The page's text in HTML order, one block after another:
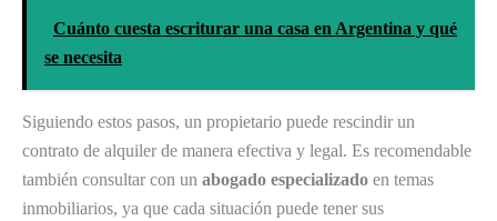
Cuánto cuesta escriturar una casa en Argentina y qué
se necesita
Siguiendo estos pasos, un propietario puede rescindir un
contrato de alquiler de manera efectiva y legal. Es recomendable
también consultar con un abogado especializado en temas
inmobiliarios, ya que cada situación puede tener sus